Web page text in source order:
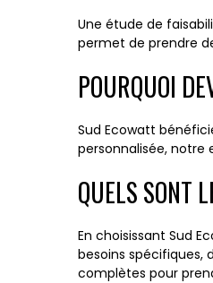
Une étude de
permet de prendre
POURQUOI
Sud Ecowatt
personnalisée,
QUELS SONT
En choisissant Sud
besoins spécifiques,
complètes pour